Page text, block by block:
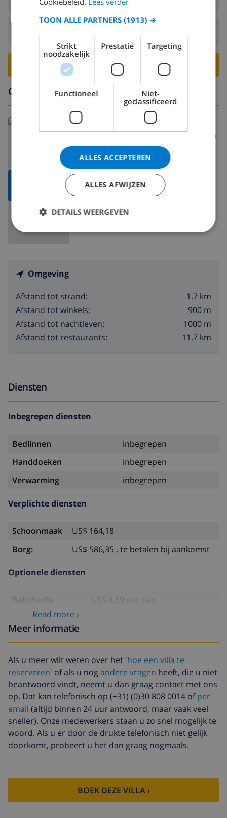
BOEK DEZE VILLA ›
Omgeving
Lees meer over:
Buenavista
Omgeving
Afstand tot strand:
1.7 km
Afstand tot winkels:
900 m
Afstand tot nachtleven:
1000 m
Afstand tot restaurants:
11.7 km
Diensten
Inbegrepen diensten
Bedlinnen
inbegrepen
Handdoeken
inbegrepen
Verwarming
inbegrepen
Verplichte diensten
Schoonmaak
US$ 164,18
Borg:
US$ 586,35 , te betalen bij aankomst
Optionele diensten
Babybedje
US$ 4,69 per dag
Huisdieren
Extra handdoeken
US$ 8,80 per persoon
Late checkout
US$ 113,75
Extra
schoonmaak
gebaseerd op energie verbruik
(US$ 52,77/HOUR)
Annuleringsfonds:
4.80% van het totale bedrag
Read more ›
Meer informatie
Als u meer wilt weten over het 'hoe een villa te
reserveren' of als u nogandere vragen heeft, die u niet
beantwoord vindt, neemt u dan graag contact met ons
op. Dat kan telefonisch op (+31) (0)30 808 0014 ofper
email (altijd binnen 24 uur antwoord, maar vaak veel
sneller). Onze medewerkers staan u zo snel mogelijk te
woord. Als u er door de drukte telefonisch niet gelijk
doorkomt, probeert u het dan graag nogmaals.
BOEK DEZE VILLA ›
TOON ALLE PARTNERS(1913) →
Strikt
noodzakelijk
Prestatie Targeting
Functioneel
Niet-
geclassificeerd
ALLES ACCEPTEREN
ALLES AFWIJZEN
DETAILS WEERGEVEN